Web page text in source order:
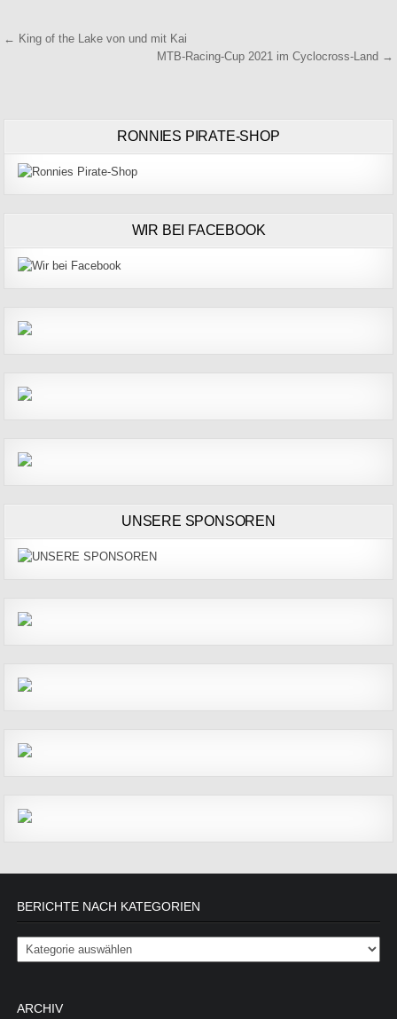
Beitragsnavigation
← King of the Lake von und mit Kai
MTB-Racing-Cup 2021 im Cyclocross-Land →
RONNIES PIRATE-SHOP
WIR BEI FACEBOOK
UNSERE SPONSOREN
BERICHTE NACH KATEGORIEN
Berichte nach Kategorien
ARCHIV